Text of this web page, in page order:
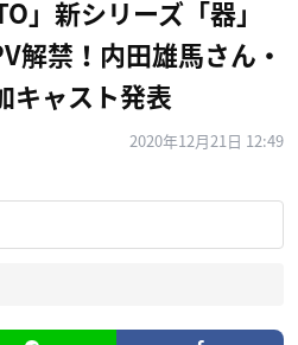
」新シリーズ「器」
解禁！内田雄馬さん・
キャスト発表
2020年12月21日 12:49